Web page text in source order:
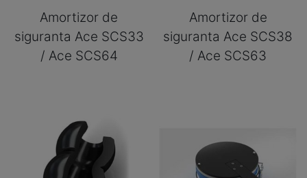
Amortizor de
siguranta Ace SCS33
/ Ace SCS64
Amortizor de
siguranta Ace SCS38
/ Ace SCS63